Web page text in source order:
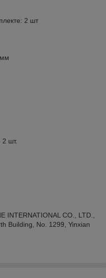
2 шт
2 шт.
INTERNATIONAL CO., LTD.,
Building, No. 1299, Yinxian